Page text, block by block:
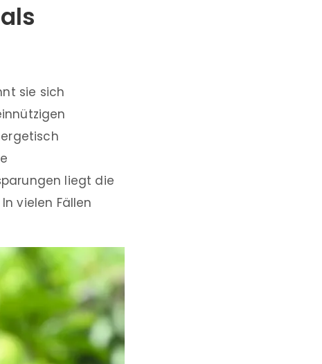
sie sich
liegt die
vielen Fällen